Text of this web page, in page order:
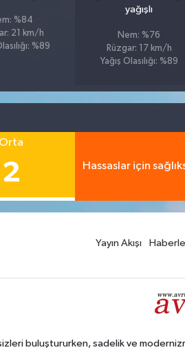
%84
21 km/h
%89
yağışlı
Nem: %76
Rüzgar: 17 km/h
Yağış Olasılığı: %89
Orta
2 Hassaslar için
Yayın Akışı
buluştururken, sadelik ve